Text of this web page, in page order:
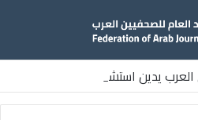
يدين استشهاد
إسرائيلي وسط قطاع غزة